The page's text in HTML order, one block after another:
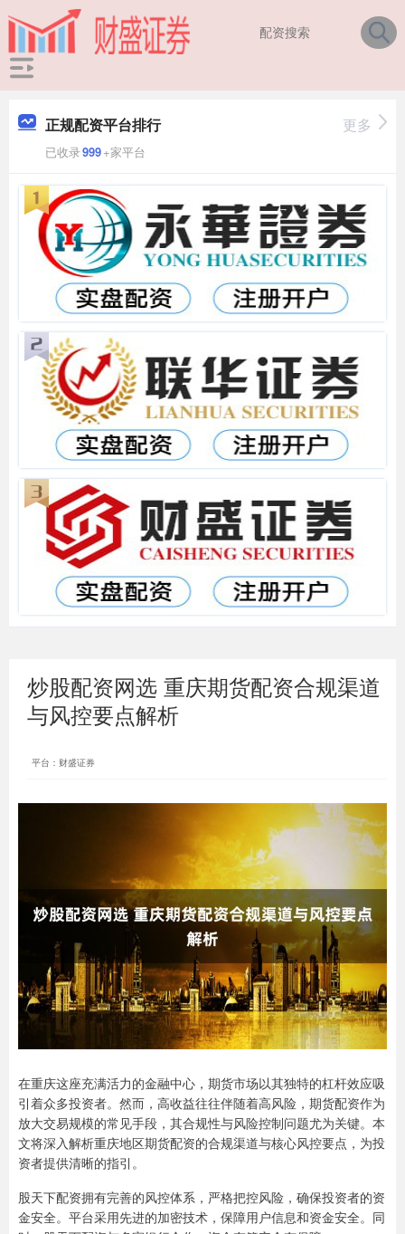
正规配资平台排行
已收录999+家平台
更多
炒股配资网选 重庆期货配资合规渠道
与风控要点解析
平台：财盛证券
在重庆这座充满活力的金融中心，期货市场以其独特的杠杆效应吸
引着众多投资者。然而，高收益往往伴随着高风险，期货配资作为
放大交易规模的常见手段，其合规性与风险控制问题尤为关键。本
文将深入解析重庆地区期货配资的合规渠道与核心风控要点，为投
资者提供清晰的指引。
股天下配资拥有完善的风控体系，严格把控风险，确保投资者的资
金安全。平台采用先进的加密技术，保障用户信息和资金安全。同